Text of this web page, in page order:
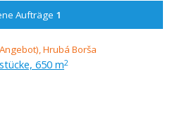
Aufträge 1
650 m2